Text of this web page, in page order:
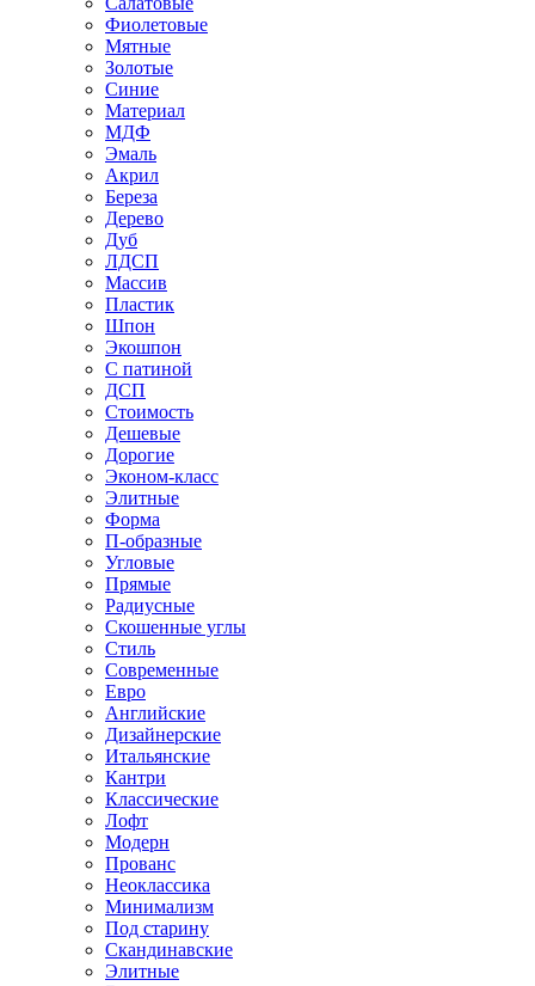
Фиолетовые
Мятные
Золотые
Синие
Материал
МДФ
Эмаль
Акрил
Береза
Дерево
Дуб
ЛДСП
Массив
Пластик
Шпон
Экошпон
С патиной
ДСП
Стоимость
Дешевые
Дорогие
Эконом-класс
Элитные
Форма
П-образные
Угловые
Прямые
Радиусные
Скошенные углы
Стиль
Современные
Евро
Английские
Дизайнерские
Итальянские
Кантри
Классические
Лофт
Модерн
Прованс
Неоклассика
Минимализм
Под старину
Скандинавские
Элитные